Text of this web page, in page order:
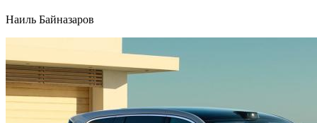
Наиль Байназаров